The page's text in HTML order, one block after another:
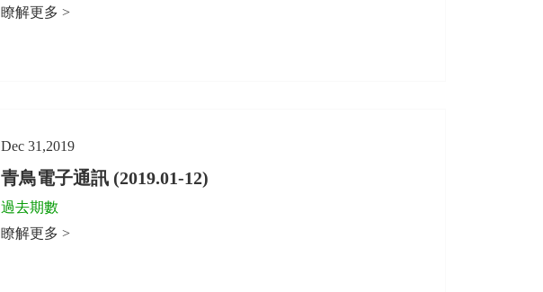
瞭解更多 >
Dec 31,2019
青鳥電子通訊 (2019.01-12)
過去期數
瞭解更多 >